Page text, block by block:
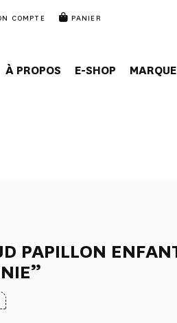
COMPTE PANIER
À PROPOS E-SHOP
PAPILLON